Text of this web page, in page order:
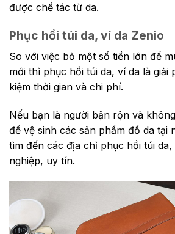
được chế tác từ da.
Phục hồi túi da, ví da Zenio
So với việc bỏ một số tiền lớn để
mới thì phục hồi túi da, ví da là giải
kiệm thời gian và chi phí.
Nếu bạn là người bận rộn và
để vệ sinh các sản phẩm đồ da tại
tìm đến các địa chỉ phục hồi túi
nghiệp, uy tín.